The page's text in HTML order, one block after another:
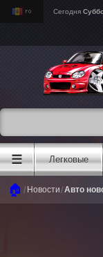
Сегодня
☰ Легковые
🏠 / Новости/Авто